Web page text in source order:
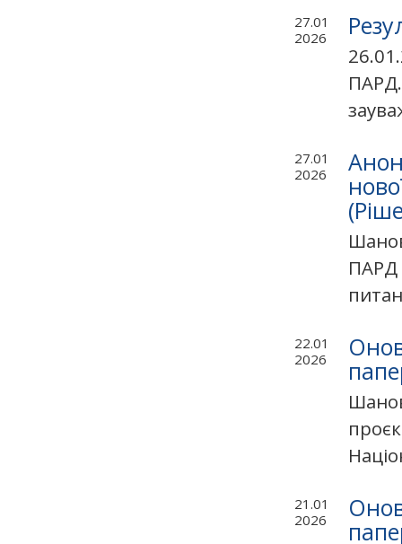
27.01
2026
27.01
2026
ПАРД
22.01
2026
21.01
2026